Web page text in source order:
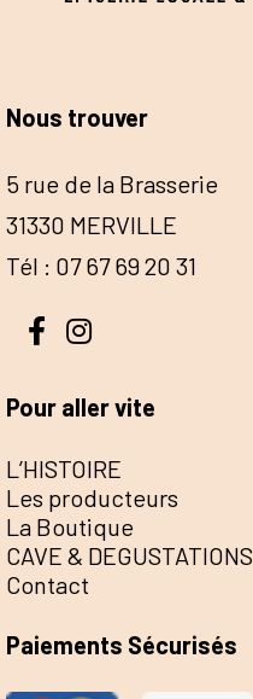
Nous trouver
5 rue de la Brasserie
31330 MERVILLE
Tél : 07 67 69 20 31
Pour aller vite
L’HISTOIRE
Les producteurs
La Boutique
CAVE & DEGUSTATIONS
Contact
Paiements Sécurisés